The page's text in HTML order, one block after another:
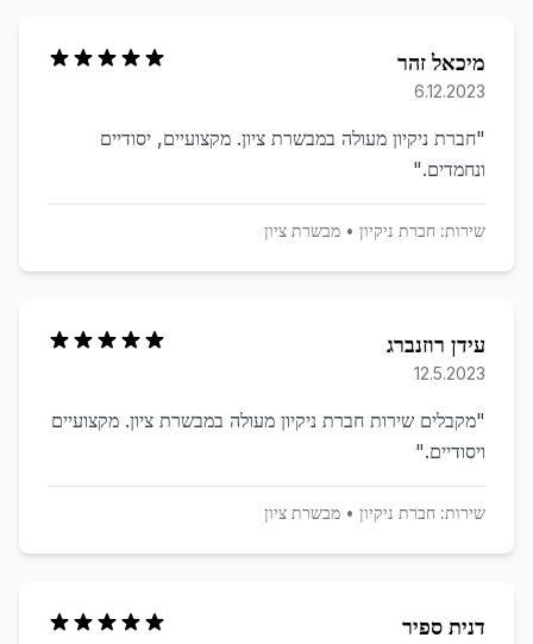
מיכאל זהר
6.12.2023
"חברת ניקיון מעולה במבשרת ציון. מקצועיים, יסודיים
ונחמדים."
שירות: חברת ניקיון • מבשרת ציון
עידן רוזנברג
12.5.2023
"מקבלים שירות חברת ניקיון מעולה במבשרת ציון. מקצועיים
ויסודיים."
שירות: חברת ניקיון • מבשרת ציון
דנית ספיר